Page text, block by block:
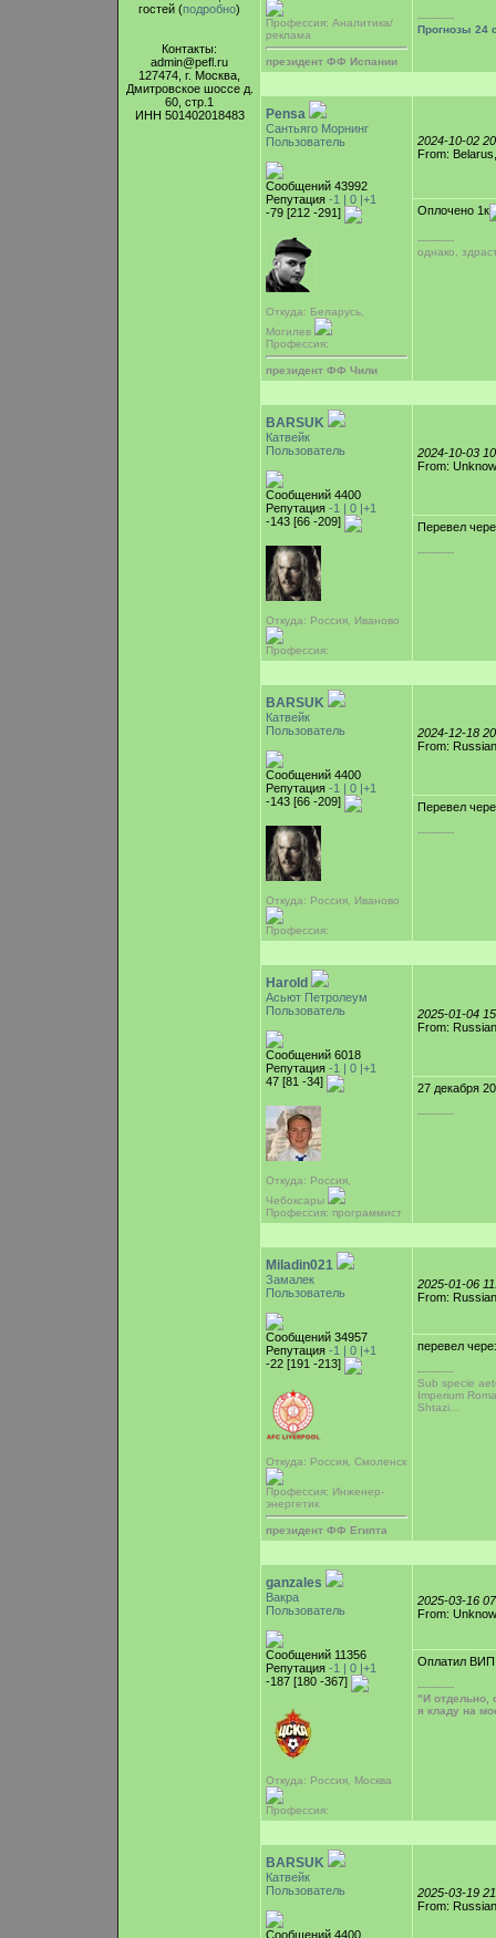
гостей (подробно)
Контакты:
admin@pefl.ru
127474, г. Москва,
Дмитровское шоссе д.
60, стр.1
ИНН 501402018483
Профессия: Аналитика/
реклама
президент ФФ Испании
-----------
Прогнозы 24
Pensa
Сантьяго Морнинг
Пользователь
Сообщений 43992
Репутация -1 | 0 |+1
-79 [212 -291]
Откуда: Беларусь,
Могилев
Профессия:
президент ФФ Чили
2024-10-02
From:
Оплочено 1к
-----------
однако,
BARSUK
Катвейк
Пользователь
Сообщений 4400
Репутация -1 | 0 |+1
-143 [66 -209]
Откуда: Россия, Иваново
Профессия:
2024-10-03
From:
Перевел
-----------
BARSUK
Катвейк
Пользователь
Сообщений 4400
Репутация -1 | 0 |+1
-143 [66 -209]
Откуда: Россия, Иваново
Профессия:
2024-12-18
From:
Перевел
-----------
Harold
Асьют Петролеум
Пользователь
Сообщений 6018
Репутация -1 | 0 |+1
47 [81 -34]
Откуда: Россия,
Чебоксары
Профессия: программист
2025-01-04
From:
27 декабря
-----------
Miladin021
Замалек
Пользователь
Сообщений 34957
Репутация -1 | 0 |+1
-22 [191 -213]
Откуда: Россия, Смоленск
Профессия: Инженер-
энергетик
президент ФФ Египта
2025-01-06
From:
перевел
-----------
Sub specie
Imperium
Shtazi...
ganzales
Вакра
Пользователь
Сообщений 11356
Репутация -1 | 0 |+1
-187 [180 -367]
Откуда: Россия, Москва
Профессия:
2025-03-16
From:
Оплатил ВИП
-----------
"И отдельно,
я кладу на
BARSUK
Катвейк
Пользователь
Сообщений 4400
2025-03-19
From: